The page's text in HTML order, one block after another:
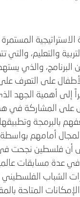
المستمرة
والتعليم، والتي
البرنامج، والذي
على التعرف
إلى أهمية الجهد
على المشاركة في
بالبرمجة
المجال أمامهم
أن فلسطين نجحت
عدة مسابقات
الشباب
المتاحة